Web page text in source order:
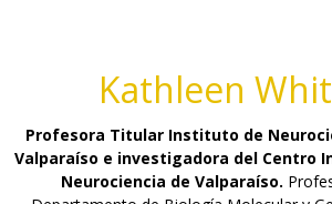
Kathleen
Profesora Titular Instituto de
Valparaíso e investigadora del Centro
Neurociencia de Valparaíso.